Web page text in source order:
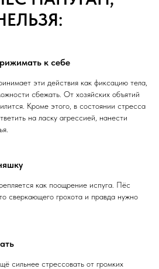
к себе
эти действия как фиксацию тела,
сбежать. От хозяйских объятий
Кроме этого, в состоянии стресса
на ласку агрессией, нанести
как поощрение испуга. Пёс
сверкающего грохота и правда нужно
сильнее стрессовать от громких